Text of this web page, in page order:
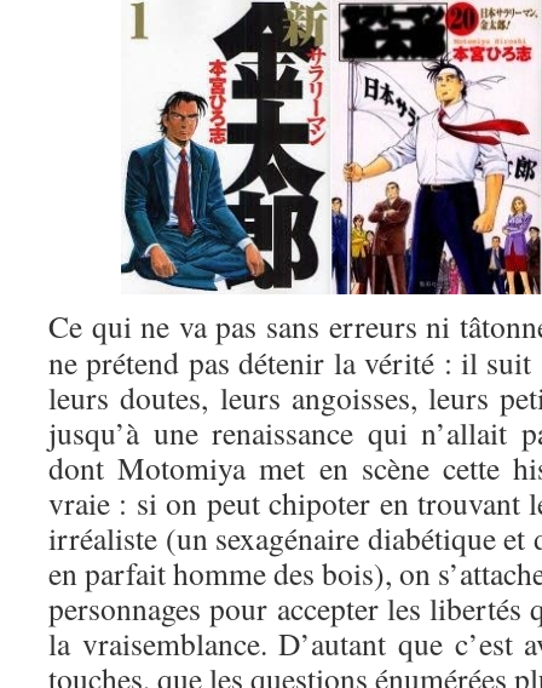
Ce qui ne va pas sans erreurs ni
ne prétend pas détenir la vérité : il suit
leurs doutes, leurs angoisses, leurs
jusqu’à une renaissance qui n’allait
dont Motomiya met en scène cette
vraie : si on peut chipoter en trouvant
irréaliste (un sexagénaire diabétique et
en parfait homme des bois), on
personnages pour accepter les libertés
la vraisemblance. D’autant que c’est
touches, que les questions énumérées